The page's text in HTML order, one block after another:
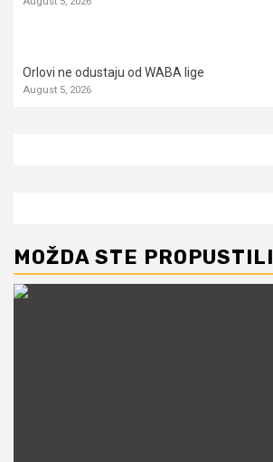
Orlovi ne odustaju od WABA lige
August 5, 2026
MOŽDA STE PROPUSTILI